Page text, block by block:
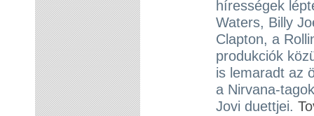
hírességek
Waters, Billy
Clapton, a
produkciók
is lemaradt az
a Nirvana-
Jovi duettjei.